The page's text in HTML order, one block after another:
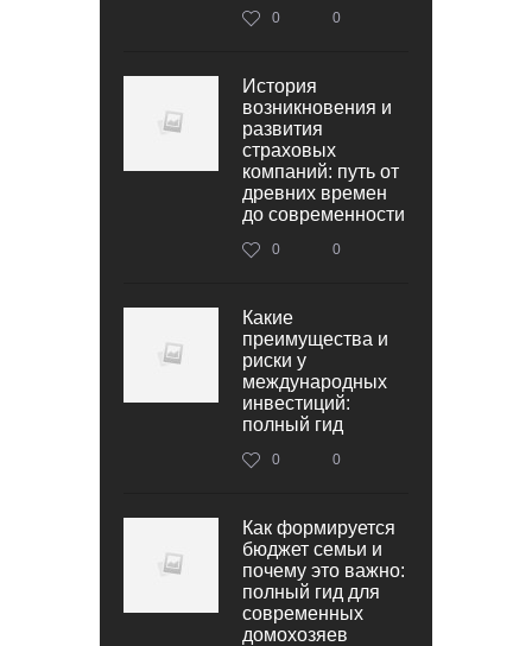
0 0
История
возникновения и
развития
страховых
компаний: путь от
древних времен
до современности
0 0
Какие
преимущества и
риски у
международных
инвестиций:
полный гид
0 0
Как формируется
бюджет семьи и
почему это важно:
полный гид для
современных
домохозяев